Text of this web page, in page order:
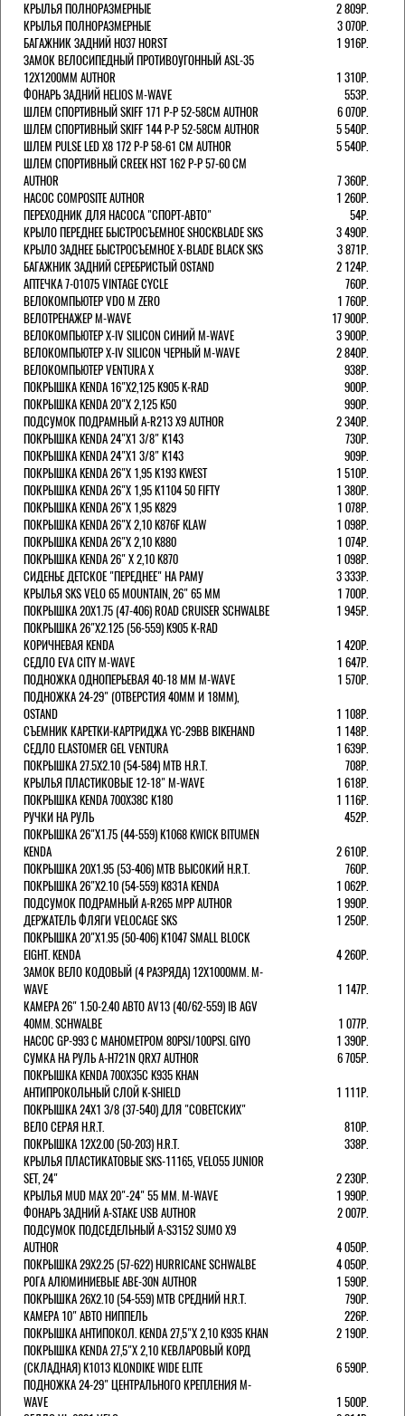
КРЫЛЬЯ ПОЛНОРАЗМЕРНЫЕ
2 809Р.
КРЫЛЬЯ ПОЛНОРАЗМЕРНЫЕ
3 070Р.
БАГАЖНИК ЗАДНИЙ H037 HORST
1 916Р.
ЗАМОК ВЕЛОСИПЕДНЫЙ ПРОТИВОУГОННЫЙ ASL-35
12Х1200ММ AUTHOR
1 310Р.
ФОНАРЬ ЗАДНИЙ HELIOS M-WAVE
553Р.
ШЛЕМ СПОРТИВНЫЙ SKIFF 171 Р-Р 52-58СМ AUTHOR
6 070Р.
ШЛЕМ СПОРТИВНЫЙ SKIFF 144 Р-Р 52-58СМ AUTHOR
5 540Р.
ШЛЕМ PULSE LED X8 172 Р-Р 58-61 СМ AUTHOR
5 540Р.
ШЛЕМ СПОРТИВНЫЙ CREEK HST 162 Р-Р 57-60 СМ
AUTHOR
7 360Р.
НАСОС COMPOSITE AUTHOR
1 260Р.
ПЕРЕХОДНИК ДЛЯ НАСОСА "СПОРТ-АВТО"
54Р.
КРЫЛО ПЕРЕДНЕЕ БЫСТРОСЪЕМНОЕ SHOCKBLADE SKS
3 490Р.
КРЫЛО ЗАДНЕЕ БЫСТРОСЪЕМНОЕ X-BLADE BLACK SKS
3 871Р.
БАГАЖНИК ЗАДНИЙ СЕРЕБРИСТЫЙ OSTAND
2 124Р.
АПТЕЧКА 7-01075 VINTAGE CYCLE
760Р.
ВЕЛОКОМПЬЮТЕР VDO M ZERO
1 760Р.
ВЕЛОТРЕНАЖЕР M-WAVE
17 900Р.
ВЕЛОКОМПЬЮТЕР X-IV SILICON СИНИЙ M-WAVE
3 900Р.
ВЕЛОКОМПЬЮТЕР X-IV SILICON ЧЕРНЫЙ M-WAVE
2 840Р.
ВЕЛОКОМПЬЮТЕР VENTURA Х
938Р.
ПОКРЫШКА KENDA 16"Х2,125 K905 K-RAD
900Р.
ПОКРЫШКА KENDA 20"Х 2,125 K50
990Р.
ПОДСУМОК ПОДРАМНЫЙ A-R213 X9 AUTHOR
2 340Р.
ПОКРЫШКА KENDA 24"Х1 3/8" K143
730Р.
ПОКРЫШКА KENDA 24"Х1 3/8" K143
909Р.
ПОКРЫШКА KENDA 26"Х 1,95 K193 KWEST
1 510Р.
ПОКРЫШКА KENDA 26"Х 1,95 K1104 50 FIFTY
1 380Р.
ПОКРЫШКА KENDA 26"Х 1,95 K829
1 078Р.
ПОКРЫШКА KENDA 26"Х 2,10 K876F KLAW
1 098Р.
ПОКРЫШКА KENDA 26"Х 2,10 K880
1 074Р.
ПОКРЫШКА KENDA 26" Х 2,10 K870
1 098Р.
СИДЕНЬЕ ДЕТСКОЕ "ПЕРЕДНЕЕ" НА РАМУ
3 333Р.
КРЫЛЬЯ SKS VELO 65 MOUNTAIN, 26" 65 ММ
1 700Р.
ПОКРЫШКА 20X1.75 (47-406) ROAD CRUISER SCHWALBE
1 945Р.
ПОКРЫШКА 26"Х2.125 (56-559) K905 K-RAD
КОРИЧНЕВАЯ KENDA
1 420Р.
СЕДЛО EVA CITY M-WAVE
1 647Р.
ПОДНОЖКА ОДНОПЕРЬЕВАЯ 40-18 ММ M-WAVE
1 570Р.
ПОДНОЖКА 24-29" (ОТВЕРСТИЯ 40ММ И 18ММ),
OSTAND
1 108Р.
СЪЕМНИК КАРЕТКИ-КАРТРИДЖА YC-29BB BIKEHAND
1 148Р.
СЕДЛО ELASTOMER GEL VENTURA
1 639Р.
ПОКРЫШКА 27.5X2.10 (54-584) MTB H.R.T.
708Р.
КРЫЛЬЯ ПЛАСТИКОВЫЕ 12-18" M-WAVE
1 618Р.
ПОКРЫШКА KENDA 700Х38С K180
1 116Р.
РУЧКИ НА РУЛЬ
452Р.
ПОКРЫШКА 26"Х1.75 (44-559) K1068 KWICK BITUMEN
KENDA
2 610Р.
ПОКРЫШКА 20X1.95 (53-406) MTB ВЫСОКИЙ H.R.T.
760Р.
ПОКРЫШКА 26"Х2.10 (54-559) K831A KENDA
1 062Р.
ПОДСУМОК ПОДРАМНЫЙ A-R265 MPP AUTHOR
1 990Р.
ДЕРЖАТЕЛЬ ФЛЯГИ VELOCAGE SKS
1 250Р.
ПОКРЫШКА 20"Х1.95 (50-406) K1047 SMALL BLOCK
EIGHT. KENDA
4 260Р.
ЗАМОК ВЕЛО КОДОВЫЙ (4 РАЗРЯДА) 12Х1000ММ. M-
WAVE
1 147Р.
КАМЕРА 26" 1.50-2.40 АВТО AV13 (40/62-559) IB AGV
40MM. SCHWALBE
1 077Р.
НАСОС GP-993 С МАНОМЕТРОМ 80PSI/100PSI. GIYO
1 390Р.
СУМКА НА РУЛЬ A-H721N QRX7 AUTHOR
6 705Р.
ПОКРЫШКА KENDA 700Х35С K935 KHAN
АНТИПРОКОЛЬНЫЙ СЛОЙ K-SHIELD
1 111Р.
ПОКРЫШКА 24X1 3/8 (37-540) ДЛЯ "СОВЕТСКИХ"
ВЕЛО СЕРАЯ H.R.T.
810Р.
ПОКРЫШКА 12X2.00 (50-203) H.R.T.
338Р.
КРЫЛЬЯ ПЛАСТИКАТОВЫЕ SKS-11165, VELO55 JUNIOR
SET, 24"
2 230Р.
КРЫЛЬЯ MUD MAX 20"-24" 55 ММ. M-WAVE
1 990Р.
ФОНАРЬ ЗАДНИЙ A-STAKE USB AUTHOR
2 007Р.
ПОДСУМОК ПОДСЕДЕЛЬНЫЙ A-S3152 SUMO X9
AUTHOR
4 050Р.
ПОКРЫШКА 29X2.25 (57-622) HURRICANE SCHWALBE
4 050Р.
РОГА АЛЮМИНИЕВЫЕ ABE-30N AUTHOR
1 590Р.
ПОКРЫШКА 26X2.10 (54-559) MTB СРЕДНИЙ H.R.T.
790Р.
КАМЕРА 10" АВТО НИППЕЛЬ
226Р.
ПОКРЫШКА АНТИПОКОЛ. KENDA 27,5"Х 2,10 K935 KHAN
2 190Р.
ПОКРЫШКА KENDA 27,5"Х 2,10 КЕВЛАРОВЫЙ КОРД
(СКЛАДНАЯ) K1013 KLONDIKE WIDE ELITE
6 590Р.
ПОДНОЖКА 24-29" ЦЕНТРАЛЬНОГО КРЕПЛЕНИЯ M-
WAVE
1 500Р.